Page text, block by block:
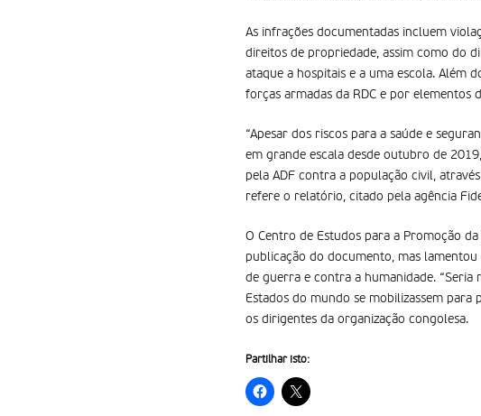
As infrações documentadas incluem
direitos de propriedade, assim como do
ataque a hospitais e a uma escola. Além
forças armadas da RDC e por elementos
“Apesar dos riscos para a saúde e
em grande escala desde outubro de
pela ADF contra a população civil,
refere o relatório, citado pela agência
O Centro de Estudos para a Promoção
publicação do documento, mas
de guerra e contra a humanidade.
Estados do mundo se mobilizassem para
os dirigentes da organização congolesa.
Partilhar isto: